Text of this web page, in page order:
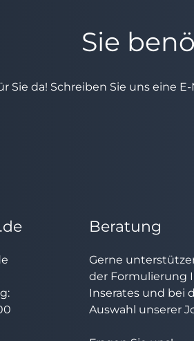
Sie
Sie da! Schreiben Sie uns eine
Beratung
Gerne
der Formulierung
Inserates und bei
Auswahl unserer